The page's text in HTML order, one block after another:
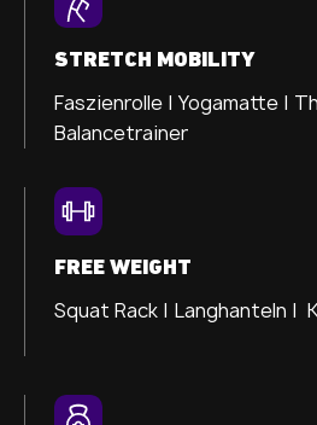
STRETCH MOBILITY
Faszienrolle | Yogamatte |
Balancetrainer
FREE WEIGHT
Squat Rack | Langhanteln |